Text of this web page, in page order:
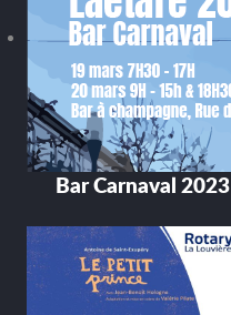
Bar Carnaval 2023